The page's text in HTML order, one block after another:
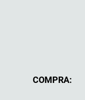
COMPRA: